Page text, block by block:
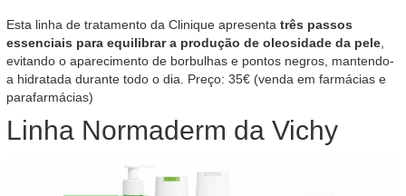
Esta linha de tratamento da Clinique apresenta três passos
essenciais para equilibrar a produção de oleosidade da pele
evitando o aparecimento de borbulhas e pontos negros, mantendo-
a hidratada durante todo o dia. Preço: 35€ (venda em farmácias e
parafarmácias)
Linha Normaderm da Vichy